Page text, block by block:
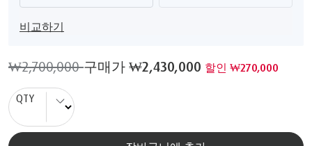
비교하기
₩2,700,000구매가 ₩2,430,000 할인 ₩270,000
QTY